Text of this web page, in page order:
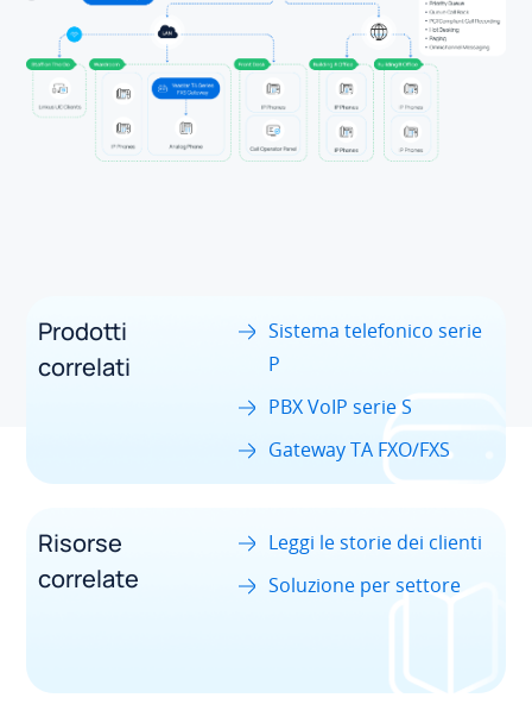
Prodotti
correlati
Sistema telefonico serie
P
PBX VoIP serie S
Gateway TA FXO/FXS
Risorse
correlate
Leggi le storie dei clienti
Soluzione per settore